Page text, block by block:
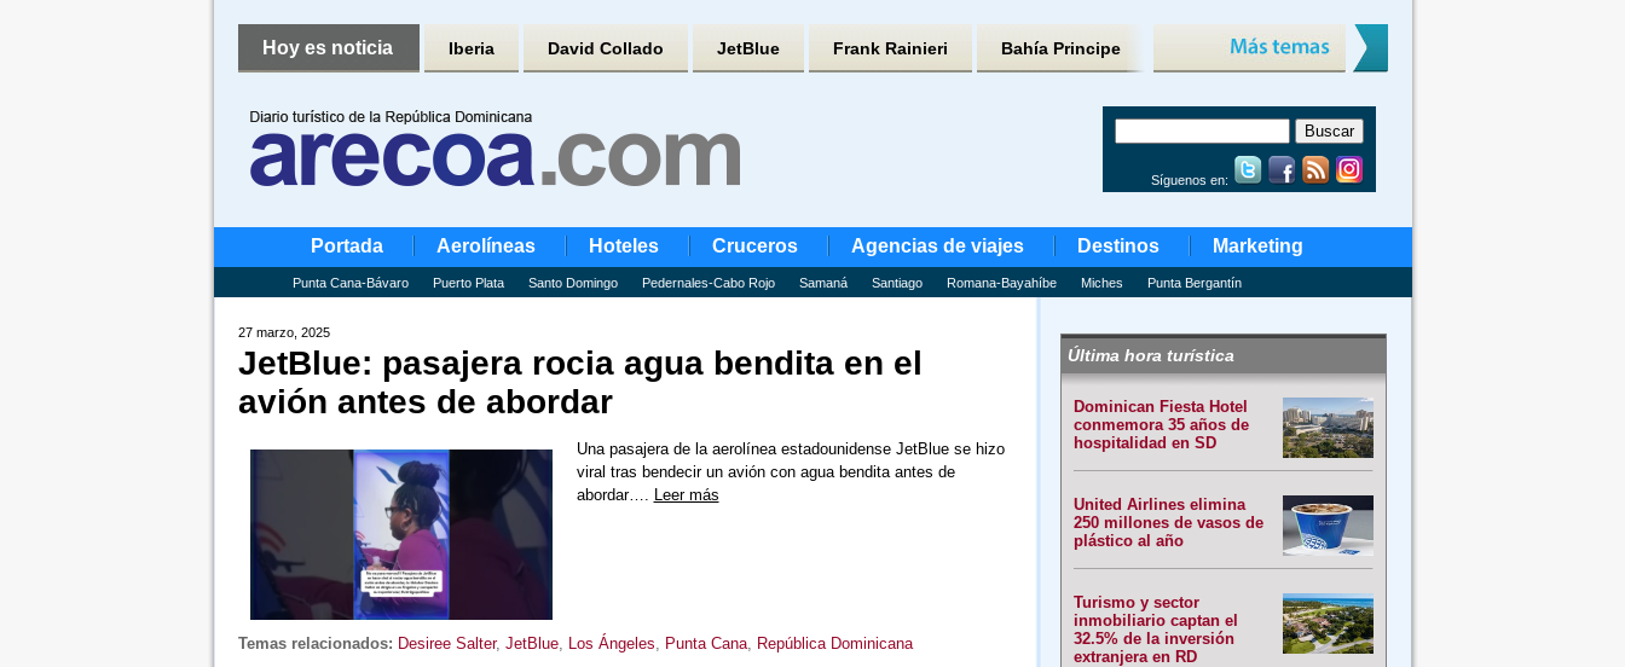
Hoy es noticia Iberia David Collado JetBlue Frank Rainieri Bahía Principe
Síguenos en:
Portada Aerolíneas Hoteles Cruceros Agencias de viajes Destinos Marketing
Punta Cana-Bávaro Puerto Plata Santo Domingo Pedernales-Cabo Rojo Samaná Santiago Romana-Bayahíbe Miches Punta Bergantín
27 marzo, 2025
JetBlue: pasajera rocia agua bendita en el
avión antes de abordar
Una pasajera de la aerolínea estadounidense JetBlue se hizo
viral tras bendecir un avión con agua bendita antes de
abordar…. Leer más
Temas relacionados: Desiree Salter, JetBlue, Los Ángeles Punta Cana, República Dominicana
Última hora turística
Dominican Fiesta Hotel
conmemora 35 años de
hospitalidad en SD
United Airlines elimina
250 millones de vasos de
plástico al año
Turismo y sector
inmobiliario captan el
32.5% de la inversión
extranjera en RD